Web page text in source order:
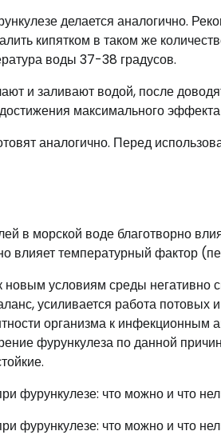
делается аналогично.
кипятком в таком же
воды 37-38 градусов.
и заливают водой, после
максимального
аналогично. Перед
в морской воде благотворно
влияет температурный фактор
условиям среды негативно
усиливается работа
организма к
фурункулеза по данной